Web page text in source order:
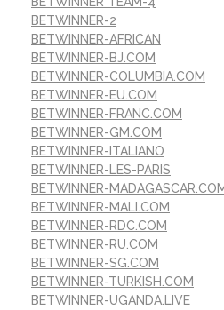
BETWINNER-2
BETWINNER-AFRICAN
BETWINNER-BJ.COM
BETWINNER-COLUMBIA.COM
BETWINNER-EU.COM
BETWINNER-FRANC.COM
BETWINNER-GM.COM
BETWINNER-ITALIANO
BETWINNER-LES-PARIS
BETWINNER-
BETWINNER-MALI.COM
BETWINNER-RDC.COM
BETWINNER-RU.COM
BETWINNER-SG.COM
BETWINNER-TURKISH.COM
BETWINNER-UGANDA.LIVE